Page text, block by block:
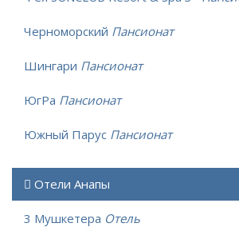
Черноморский Пансионат
Шингари Пансионат
ЮгРа Пансионат
Южный Парус Пансионат
Отели Анапы
3 Мушкетера Отель